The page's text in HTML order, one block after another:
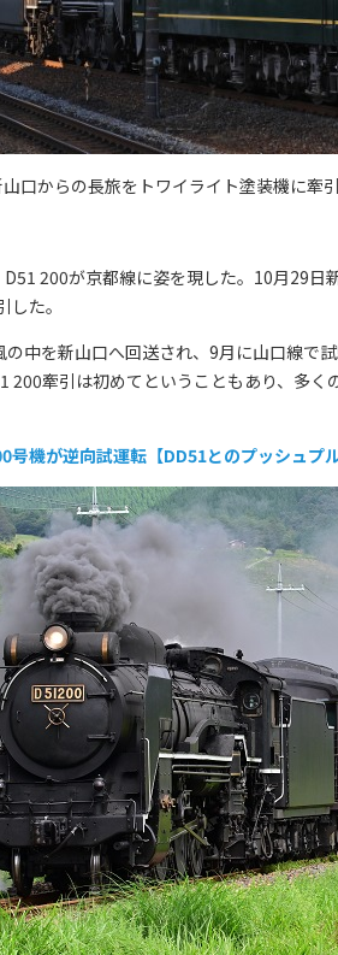
口からの長旅をトワイライト塗装機に牽
200が京都線に姿を現した。10月29日
た。
中を新山口へ回送され、9月に山口線で
200牽引は初めてということもあり、多く
号機が逆向試運転【DD51とのプッシュプル